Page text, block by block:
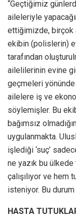
“Geçtiğimiz
aileleriyle
ettiğimizde, birçok
ekibin (polislerin)
tarafından
ailelilerinin evine
geçmeleri yönünde
ailelere iş ve
söylemişler. Bu
bağımsız
uygulanmakta.
işlediği ‘suç’
ne yazık bu
çalışılıyor ve hem
isteniyor. Bu
HASTA